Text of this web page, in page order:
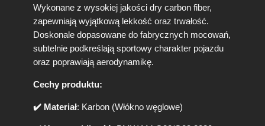
c
z
n
e
B
M
M
G
Wykonane z wysokiej jakości dry carbon fiber,
zapewniają wyjątkową lekkość oraz trwałość.
Doskonale dopasowane do fabrycznych mocowań,
subtelnie podkreślają sportowy charakter pojazdu
oraz poprawiają aerodynamikę.
Cechy produktu:
✔️ Materiał: Karbon (Włókno węglowe)